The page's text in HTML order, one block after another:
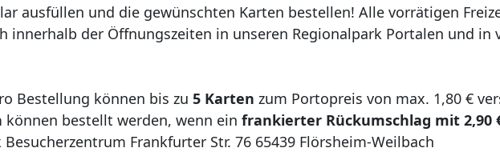
ausfüllen und die gewünschten Karten bestellen! Alle vorrätigen
innerhalb der Öffnungszeiten in unseren Regionalpark Portalen und in
Bestellung können bis zu 5 Karten zum Portopreis von max. 1,80 €
können bestellt werden, wenn ein frankierter Rückumschlag mit 2,90
Frankfurter Str. 76 65439 Flörsheim-Weilbach